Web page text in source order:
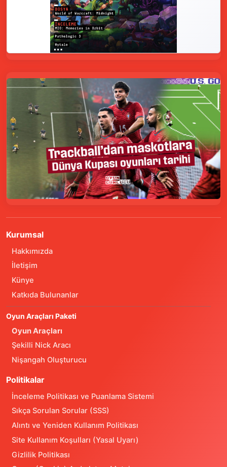
Kurumsal
Hakkımızda
İletişim
Künye
Katkıda Bulunanlar
Oyun Araçları Paketi
Oyun Araçları
Şekilli Nick Aracı
Nişangah Oluşturucu
Politikalar
İnceleme Politikası ve Puanlama Sistemi
Sıkça Sorulan Sorular (SSS)
Alıntı ve Yeniden Kullanım Politikası
Site Kullanım Koşulları (Yasal Uyarı)
Gizlilik Politikası